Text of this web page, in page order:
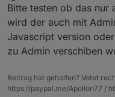
Offline
Bitte testen ob das nur
wird der auch mit
Javascript version
zu Admin verschiben
Beitrag hat geholfen? Votet
https://paypal.me/Apollon77 /